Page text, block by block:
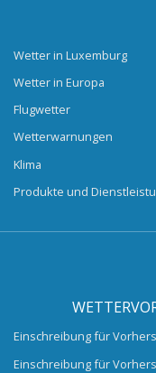
Wetter in Luxemburg
Wetter in Europa
Flugwetter
Wetterwarnungen
Klima
Produkte und
Einschreibung für
Einschreibung für